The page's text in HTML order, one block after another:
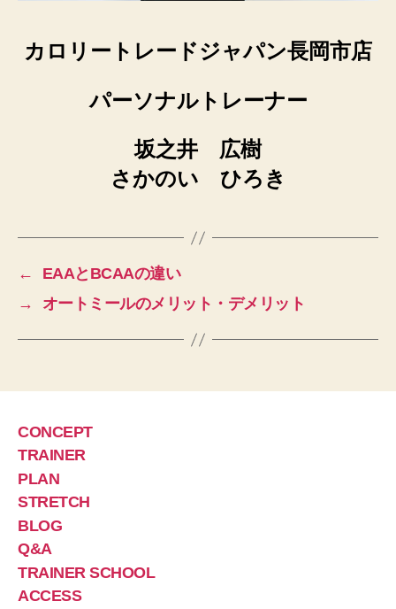
カロリートレードジャパン長岡市店
パーソナルトレーナー
坂之井 広樹
さかのい ひろき
←
EAAとBCAAの違い
→
オートミールのメリット・デメリット
CONCEPT
TRAINER
PLAN
STRETCH
BLOG
Q&A
TRAINER SCHOOL
ACCESS